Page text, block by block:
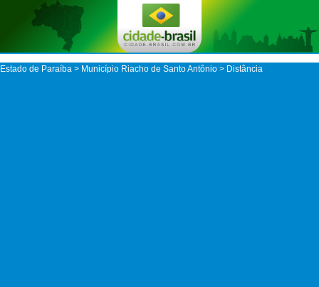
Estado de Paraíba > Município Riacho de Santo Antônio > Distância